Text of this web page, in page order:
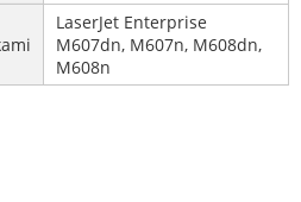
LaserJet Enterprise
M607dn, M607n, M608dn,
M608n